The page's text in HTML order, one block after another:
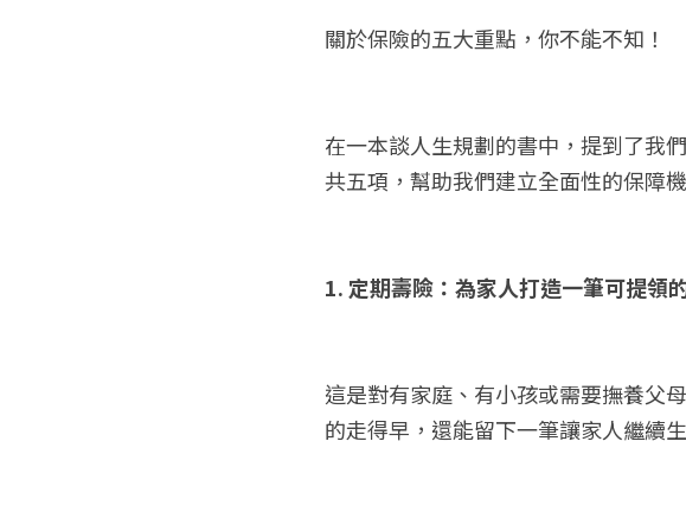
關於保險的五大重點，你不能不知！
在一本談人生規劃的書中，提到了我
共五項，幫助我們建立全面性的保障
1. 定期壽險：為家人打造一筆可提領
這是對有家庭、有小孩或需要撫養父
的走得早，還能留下一筆讓家人繼續